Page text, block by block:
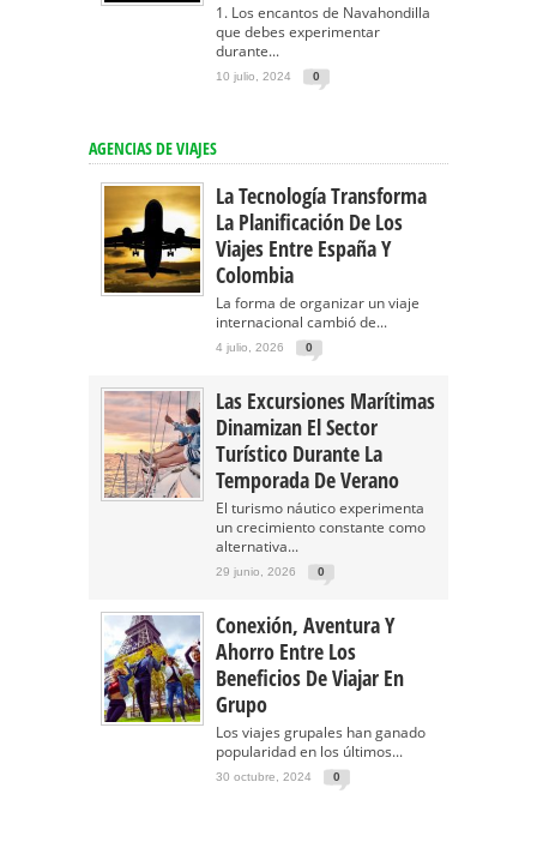
1. Los encantos de Navahondilla
que debes experimentar
durante...
10 julio, 2024 0
AGENCIAS DE VIAJES
La Tecnología Transforma
La Planificación De Los
Viajes Entre España Y
Colombia
La forma de organizar un viaje
internacional cambió de...
4 julio, 2026 0
Las Excursiones Marítimas
Dinamizan El Sector
Turístico Durante La
Temporada De Verano
El turismo náutico experimenta
un crecimiento constante como
alternativa...
29 junio, 2026 0
Conexión, Aventura Y
Ahorro Entre Los
Beneficios De Viajar En
Grupo
Los viajes grupales han ganado
popularidad en los últimos...
30 octubre, 2024 0